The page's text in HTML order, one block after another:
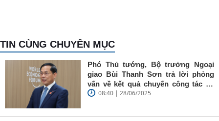
TIN CÙNG CHUYÊN MỤC
Phó Thủ tướng, Bộ trưởng Ngoại
giao Bùi Thanh Sơn trả lời phỏng
vấn về kết quả chuyến công tác tại
Trung Quốc của Thủ tướng Chính
08:40 | 28/06/2025